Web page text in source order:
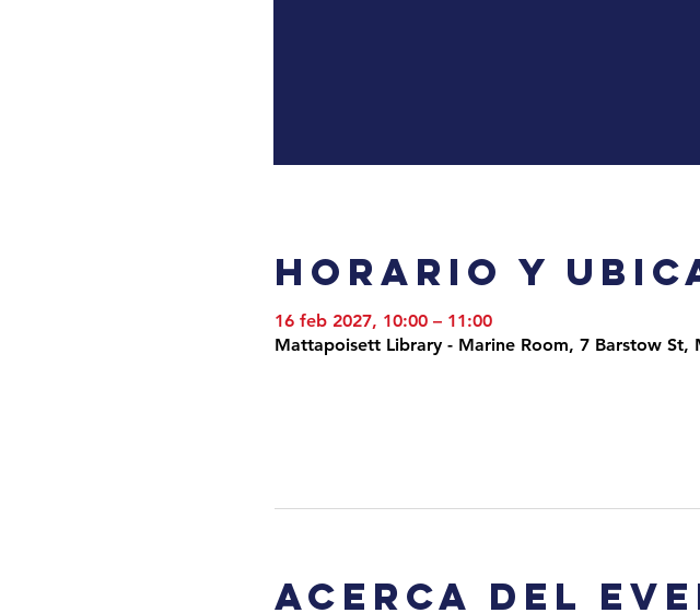
Horario y
16 feb 2027, 10:00 – 11:00
Mattapoisett Library - Marine Room, 7 Barstow St,
Acerca del